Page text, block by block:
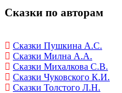
Сказки по авторам
Сказки Пушкина А.С.
Сказки Милна А.А.
Сказки Михалкова С.В.
Сказки Чуковского К.И.
Сказки Толстого Л.Н.